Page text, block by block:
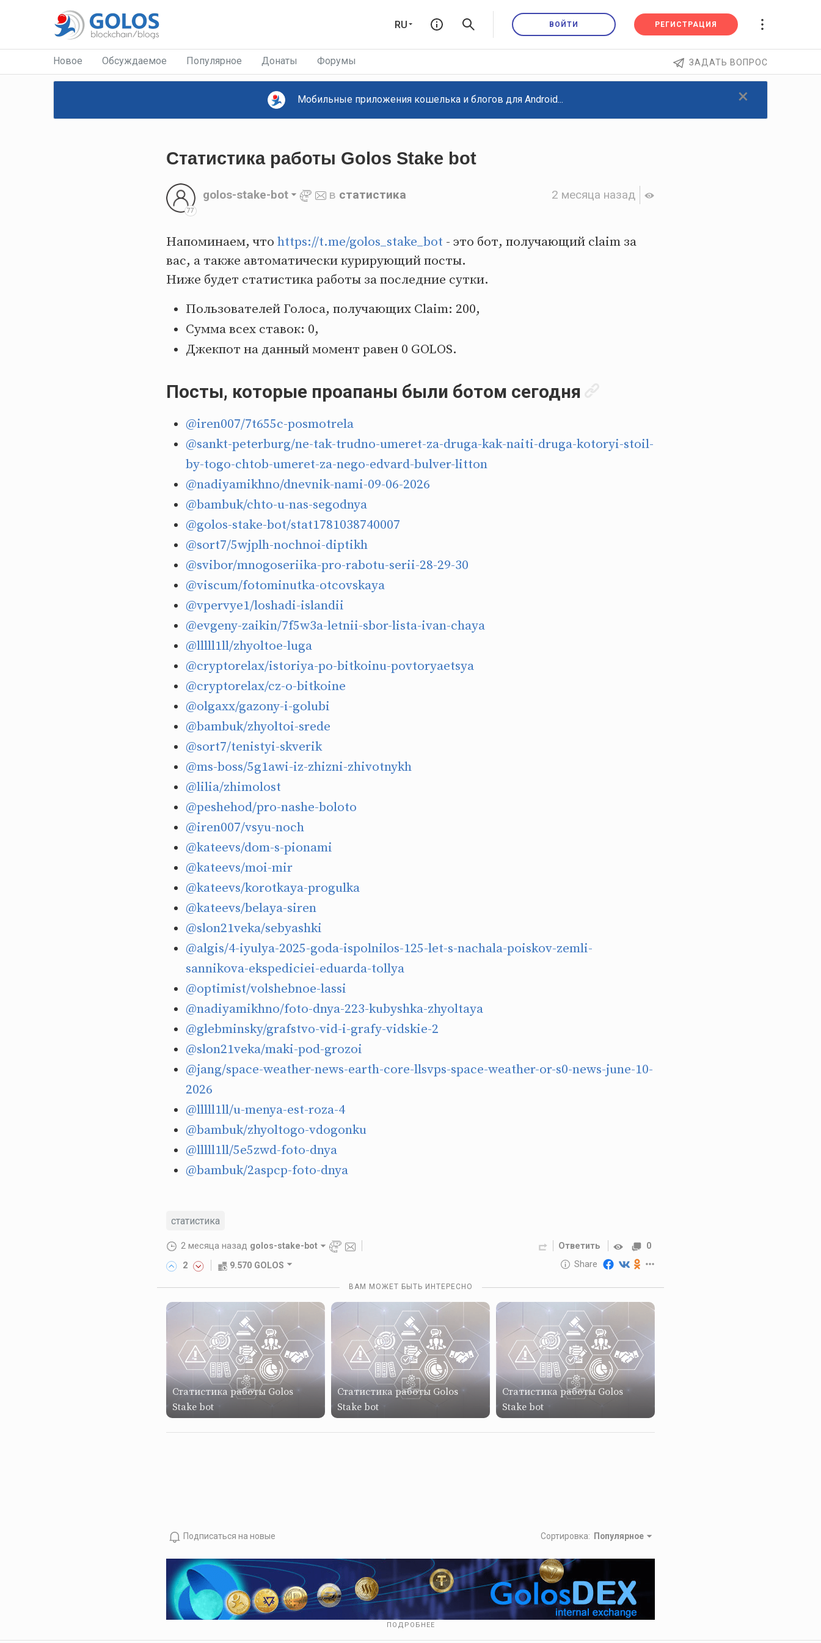
RU ВОЙТИ РЕГИСТРАЦИЯ
ЗАДАТЬ ВОПРОС
Новое Обсуждаемое Популярное Донаты Форумы
×
Мобильные приложения кошелька и блогов для Android...
Статистика работы Golos Stake bot
2 месяца назад
77
golos-stake-bot в статистика
Напоминаем, что https://t.me/golos_stake_bot - это бот, получающий claim за
вас, а также автоматически курирующий посты.
Ниже будет статистика работы за последние сутки.
Пользователей Голоса, получающих Claim: 200,
Сумма всех ставок: 0,
Джекпот на данный момент равен 0 GOLOS.
Посты, которые проапаны были ботом сегодня
@iren007/7t655c-posmotrela
@sankt-peterburg/ne-tak-trudno-umeret-za-druga-kak-naiti-druga-kotoryi-stoil-
by-togo-chtob-umeret-za-nego-edvard-bulver-litton
@nadiyamikhno/dnevnik-nami-09-06-2026
@bambuk/chto-u-nas-segodnya
@golos-stake-bot/stat1781038740007
@sort7/5wjplh-nochnoi-diptikh
@svibor/mnogoseriika-pro-rabotu-serii-28-29-30
@viscum/fotominutka-otcovskaya
@vpervye1/loshadi-islandii
@evgeny-zaikin/7f5w3a-letnii-sbor-lista-ivan-chaya
@lllll1ll/zhyoltoe-luga
@cryptorelax/istoriya-po-bitkoinu-povtoryaetsya
@cryptorelax/cz-o-bitkoine
@olgaxx/gazony-i-golubi
@bambuk/zhyoltoi-srede
@sort7/tenistyi-skverik
@ms-boss/5g1awi-iz-zhizni-zhivotnykh
@lilia/zhimolost
@peshehod/pro-nashe-boloto
@iren007/vsyu-noch
@kateevs/dom-s-pionami
@kateevs/moi-mir
@kateevs/korotkaya-progulka
@kateevs/belaya-siren
@slon21veka/sebyashki
@algis/4-iyulya-2025-goda-ispolnilos-125-let-s-nachala-poiskov-zemli-
sannikova-ekspediciei-eduarda-tollya
@optimist/volshebnoe-lassi
@nadiyamikhno/foto-dnya-223-kubyshka-zhyoltaya
@glebminsky/grafstvo-vid-i-grafy-vidskie-2
@slon21veka/maki-pod-grozoi
@jang/space-weather-news-earth-core-llsvps-space-weather-or-s0-news-june-10-
2026
@lllll1ll/u-menya-est-roza-4
@bambuk/zhyoltogo-vdogonku
@lllll1ll/5e5zwd-foto-dnya
@bambuk/2aspcp-foto-dnya
статистика
2 месяца назад golos-stake-bot
2
9.570 GOLOS
Ответить 0
Share
Reward
10 GOLOS
ВАМ МОЖЕТ БЫТЬ ИНТЕРЕСНО
Статистика работы Golos
Stake bot
Статистика работы Golos
Stake bot
Статистика работы Golos
Stake bot
Подписаться на новые Сортировка: Популярное
ПОДРОБНЕЕ